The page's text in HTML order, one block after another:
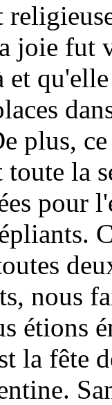
joie fut
et
plus,
la
pour
nous
étions
la fête